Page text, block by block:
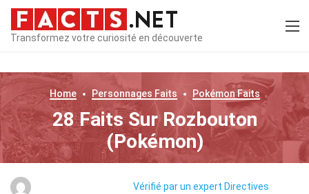
Transformez votre curiosité en découverte
Home Personnages Faits PokémonFaits
28 Faits Sur Rozbouton
(Pokémon)
Vérifié par un expert Directives